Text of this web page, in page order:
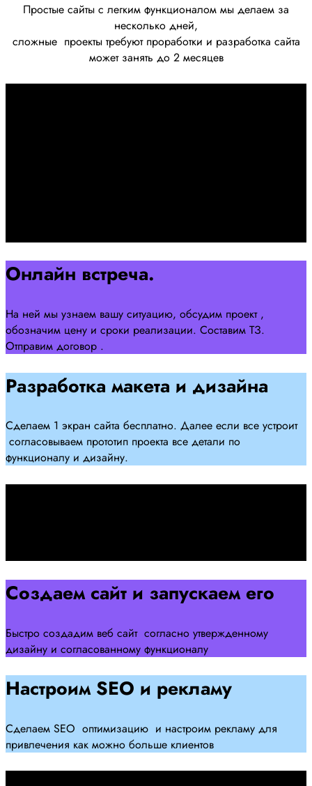
Простые сайты с легким функционалом мы делаем за
несколько дней,
сложные проекты требуют проработки и разработка сайта
может занять до 2 месяцев
Онлайн встреча.
На ней мы узнаем вашу ситуацию, обсудим проект ,
обозначим цену и сроки реализации. Составим ТЗ.
Отправим договор .
Разработка макета и дизайна
Сделаем 1 экран сайта бесплатно. Далее если все устроит
согласовываем прототип проекта все детали по
функционалу и дизайну.
Создаем сайт и запускаем его
Быстро создадим веб сайт согласно утвержденному
дизайну и согласованному функционалу
Настроим SEO и рекламу
Сделаем SEO оптимизацию и настроим рекламу для
привлечения как можно больше клиентов